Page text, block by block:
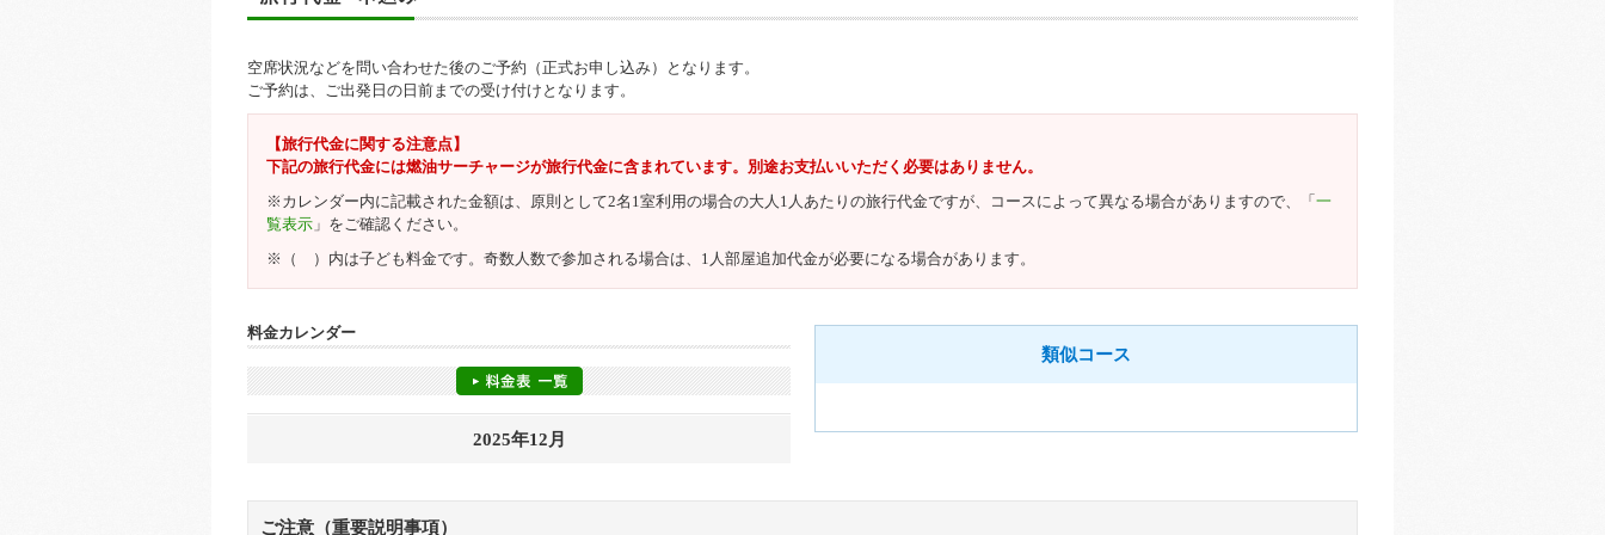
空席状況などを問い合わせた後のご予約（正式お申し込み）となります。
ご予約は、ご出発日の日前までの受け付けとなります。
【旅行代金に関する注意点】
下記の旅行代金には燃油サーチャージが旅行代金に含まれています。別途お支払いいただく必要はありません。
※カレンダー内に記載された金額は、原則として2名1室利用の場合の大人1人あたりの旅行代金ですが、コースによって異なる場合がありますので、「 一
覧表示 」をご確認ください。
※（ ）内は子ども料金です。奇数人数で参加される場合は、1人部屋追加代金が必要になる場合があります。
料金カレンダー
2025年12月
類似コース
ご注意（重要説明事項）